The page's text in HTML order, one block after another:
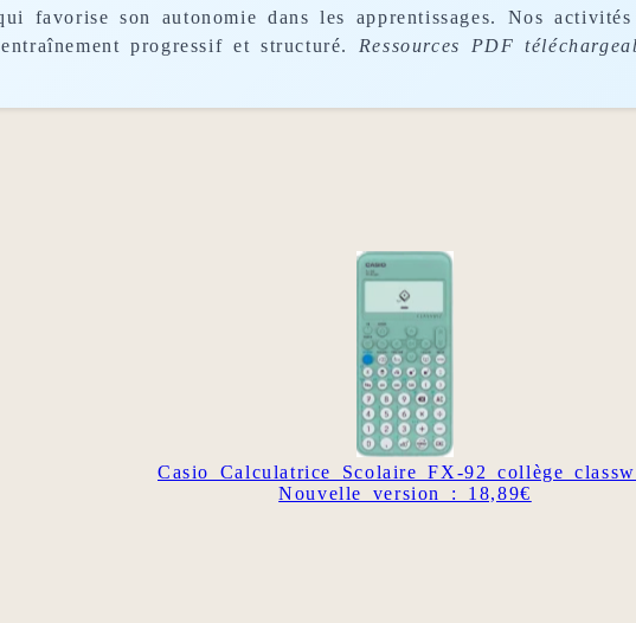
favorise son autonomie dans les apprentissages. Nos
progressif et structuré. Ressources PDF
Casio Calculatrice Scolaire FX-92 collège
Nouvelle version : 18,89€